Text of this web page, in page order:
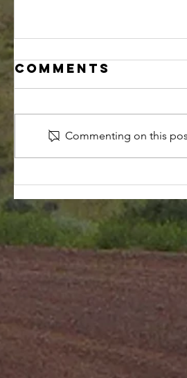
gjenåpningen
av USA
Comments
Commenting on this